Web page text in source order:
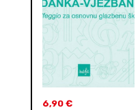
6,90 €